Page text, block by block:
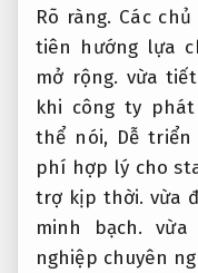
Rõ ràng. Các
tiên hướng lựa
mở rộng. vừa
khi công ty
thể nói, Dễ triển
phí hợp lý cho
trợ kịp thời. vừa
minh bạch. vừa
nghiệp chuyên